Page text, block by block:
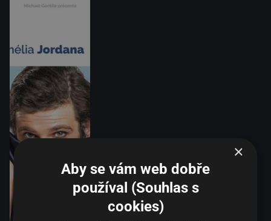
×
Aby se vám web dobře
používal (Souhlas s
cookies)